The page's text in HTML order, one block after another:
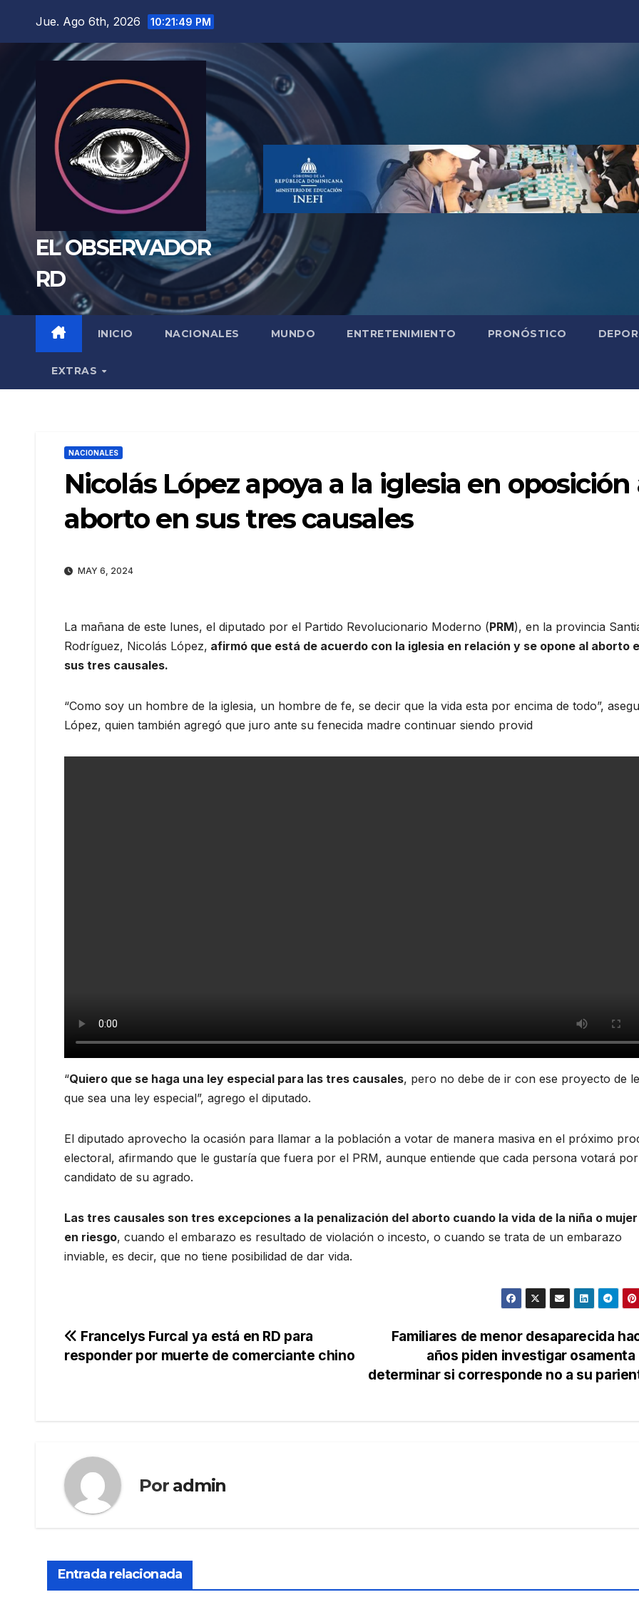
Jue. Ago 6th, 2026 10:21:50 PM
EL OBSERVADOR
RD
INICIO NACIONALES MUNDO ENTRETENIMIENTO PRONÓSTICO
EXTRAS
NACIONALES
Nicolás López apoya a la iglesia en oposición
aborto en sus tres causales
MAY 6, 2024
La mañana de este lunes, el diputado por el Partido Revolucionario Moderno (PRM), en la provincia
Rodríguez, Nicolás López, afirmó que está de acuerdo con la iglesia en relación y se opone al aborto
sus tres causales.
“Como soy un hombre de la iglesia, un hombre de fe, se decir que la vida esta por encima de todo”,
López, quien también agregó que juro ante su fenecida madre continuar siendo provid
“Quiero que se haga una ley especial para las tres causales, pero no debe de ir con ese proyecto de
que sea una ley especial”, agrego el diputado.
El diputado aprovecho la ocasión para llamar a la población a votar de manera masiva en el próximo
electoral, afirmando que le gustaría que fuera por el PRM, aunque entiende que cada persona votará
candidato de su agrado.
Las tres causales son tres excepciones a la penalización del aborto cuando la vida de la niña o
en riesgo, cuando el embarazo es resultado de violación o incesto, o cuando se trata de un embarazo
inviable, es decir, que no tiene posibilidad de dar vida.
Navegación
de
Familiares de menor desaparecida
años piden investigar osamenta
determinar si corresponde no a su
Francelys Furcal ya está en RD para
responder por muerte de comerciante chino
Por admin
Entrada relacionada